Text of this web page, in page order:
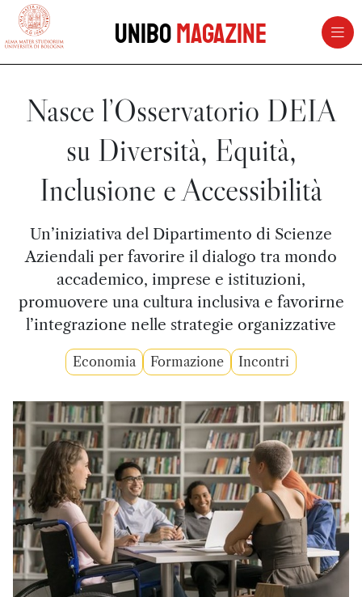
vai al contenuto della pagina
UniboMagazine
Nasce l’Osservatorio DEIA
su Diversità, Equità,
Inclusione e Accessibilità
Un’iniziativa del Dipartimento di Scienze
Aziendali per favorire il dialogo tra mondo
accademico, imprese e istituzioni,
promuovere una cultura inclusiva e favorirne
l’integrazione nelle strategie organizzative
Economia Formazione Incontri